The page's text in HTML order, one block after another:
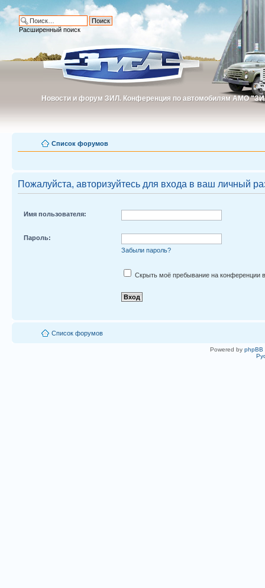
Новости и форум ЗИЛ. Конференция по автомобилям АМО
Новости и форум ЗИЛ. Конференция по автомобилям АМО
Расширенный поиск
Список форумов
Пожалуйста, авторизуйтесь для входа в ваш личный
Имя пользователя:
Пароль:
Забыли пароль?
Скрыть моё пребывание на конференции в
Список форумов
Powered by phpBB